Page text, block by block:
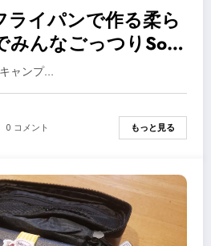
ライパンで作る柔ら
みんなごっつりSoft
with a frying pan
smile【キャン
ャンプ…
0 コメント もっと見る